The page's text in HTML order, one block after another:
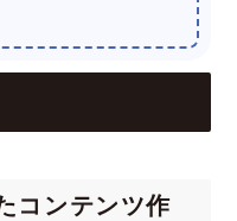
コンテンツ作